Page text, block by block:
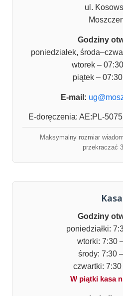
ul.
Godziny
poniedziałek,
wtorek –
piątek –
E-mail:
E-doręczenia: AE:PL-
Maksymalny rozmiar
przekraczać
Kasa
Godziny
poniedziałki:
wtorki: 7:30
środy: 7:30
czwartki:
W piątki kasa